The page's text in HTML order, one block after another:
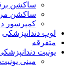
ساکشن
ساکشن
کمپرسور
لوپ دندانپزشکی
متفرقه
یونیت
مینی